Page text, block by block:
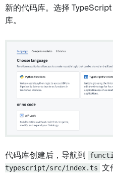
新的代码库。选择
库。
代码库创建后，导航到
typescript/src/index.ts 文